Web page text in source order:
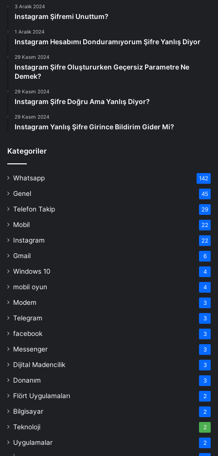
3 Aralık 2024
Instagram Şifremi Unuttum?
1 Aralık 2024
Instagram Hesabımı Donduramıyorum Şifre Yanlış Diyor
29 Kasım 2024
Instagram Şifre Oluştururken Geçersiz Parametre Ne
Demek?
29 Kasım 2024
Instagram Şifre Doğru Ama Yanlış Diyor?
29 Kasım 2024
Instagram Yanlış Şifre Girince Bildirim Gider Mi?
Kategoriler
Whatsapp 142
Genel 45
Telefon Takip 29
Mobil 22
Instagram 22
Gmail 6
Windows 10 4
mobil oyun 4
Modem 3
Telegram 3
facebook 3
Messenger 3
Dijital Madencilik 3
Donanım 3
Flört Uygulamaları 2
Bilgisayar 2
Teknoloji 2
Uygulamalar 2